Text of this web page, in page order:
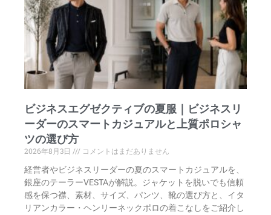
ビジネスエグゼクティブの夏服｜ビジネスリ
ーダーのスマートカジュアルと上質ポロシャ
ツの選び方
2026年8月3日
コメントはまだありません
経営者やビジネスリーダーの夏のスマートカジュアルを、
銀座のテーラーVESTAが解説。ジャケットを脱いでも信頼
感を保つ襟、素材、サイズ、パンツ、靴の選び方と、イタ
リアンカラー・ヘンリーネックポロの着こなしをご紹介し